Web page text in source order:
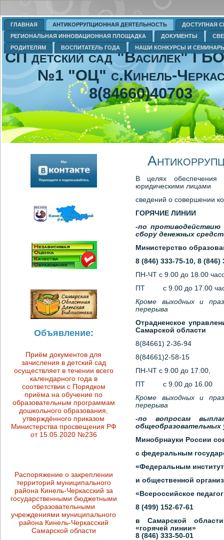
ГЛАВНАЯ АНТИКОРРУПЦИОННАЯ ДЕЯТЕЛЬНОСТЬ
ДОСТУПНАЯ
РЕГИОНАЛЬНАЯ ИННОВАЦИОННАЯ ПЛОЩАДКА
ДОКУМЕНТЫ
РОДИТЕЛЯМ
ВОСПИТАТЕЛЬ ГОДА НАШИ КОНКУРСЫ И
СП детский сад "Василек"
№1 "ОЦ" с.Кинель-
8(84660)40703
Объявление:
Приём документов для
зачисления в детский сад
осуществляет в течении всего
календарного года в
соответствии с Порядком
приёма на обучение по
образовательным программам
дошкольного образования,
утверждённого приказом
Министерства просвещения РФ
от 15.05.2020 №236
Распоряжение о закреплении
территорий муниципального
района Кинель-Черкасский за
государственными бюджетными
образовательными
учреждениями муниципального
района Кинель-Черкасский
Самарской области
В целях обеспечения
юридическими лицами
сведений о совершении
ГОРЯЧИЕ ЛИНИИ
-по противодействию
сбору денежных
Министерство
8 (846) 333-75-10, 8 (846)
ПН-ЧТ с 9.00 до 18.00
ПТ с 9.00 до 17.00
Кроме выходных и
перерыва
Отрадненское
Самарской области
8(84661) 2-36-94
8(84661)2-58-15
ПН-ЧТ с 9.00 до 17.00,
ПТ с 9.00 до 16.00
Кроме выходных и
перерыва
-по вопросам
общеобразовательных
Минобрнауки России
с федеральным
«Федеральным
и общественной
«Всероссийское
8 (499) 152-67-61
в Самарской
«горячей линии»
8 (846) 333-50-01